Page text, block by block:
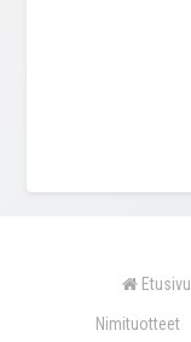
Etusivu
Nimituotteet